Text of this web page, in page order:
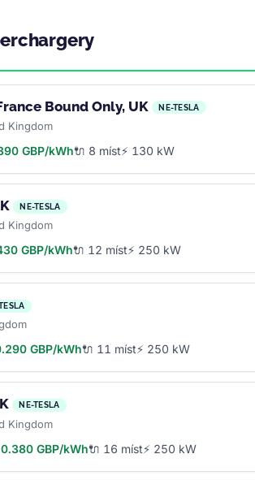
Bound Only, UK NE-TESLA
Kingdom
GBP/kWh🔌 8 míst⚡ 130 kW
NE-TESLA
Kingdom
GBP/kWh🔌 12 míst⚡ 250 kW
GBP/kWh🔌 11 míst⚡ 250 kW
NE-TESLA
Kingdom
0.380 GBP/kWh🔌 16 míst⚡ 250 kW